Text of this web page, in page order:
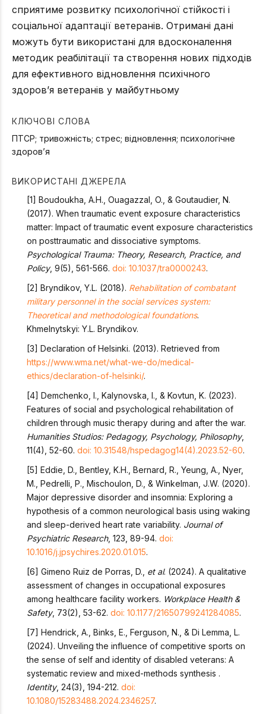
сприятиме розвитку психологічної стійкості і
соціальної адаптації ветеранів. Отримані дані
можуть бути використані для вдосконалення
методик реабілітації та створення нових підходів
для ефективного відновлення психічного
здоров’я ветеранів у майбутньому
КЛЮЧОВІ СЛОВА
ПТСР; тривожність; стрес; відновлення; психологічне
здоров’я
ВИКОРИСТАНІ ДЖЕРЕЛА
[1] Boudoukha, A.H., Ouagazzal, O., & Goutaudier, N.
(2017). When traumatic event exposure characteristics
matter: Impact of traumatic event exposure characteristics
on posttraumatic and dissociative symptoms.
Psychological Trauma: Theory, Research, Practice, and
Policy, 9(5), 561-566.doi: 10.1037/tra0000243.
[2] Bryndikov, Y.L. (2018). Rehabilitation of combatant
military personnel in the social services system:
Theoretical and methodological foundations.
Khmelnytskyi: Y.L. Bryndikov.
[3] Declaration of Helsinki. (2013). Retrieved from
https://www.wma.net/what-we-do/medical-
ethics/declaration-of-helsinki/.
[4] Demchenko, I., Kalynovska, I., & Kovtun, K. (2023).
Features of social and psychological rehabilitation of
children through music therapy during and after the war.
Humanities Studios: Pedagogy, Psychology, Philosophy,
11(4), 52-60.doi: 10.31548/hspedagog14(4).2023.52-60.
[5] Eddie, D., Bentley, K.H., Bernard, R., Yeung, A., Nyer,
M., Pedrelli, P., Mischoulon, D., & Winkelman, J.W. (2020).
Major depressive disorder and insomnia: Exploring a
hypothesis of a common neurological basis using waking
and sleep-derived heart rate variability. Journal of
Psychiatric Research, 123, 89-94.doi:
10.1016/j.jpsychires.2020.01.015.
[6] Gimeno Ruiz de Porras, D., et al. (2024). A qualitative
assessment of changes in occupational exposures
among healthcare facility workers. Workplace Health &
Safety, 73(2), 53-62.doi: 10.1177/21650799241284085.
[7] Hendrick, A., Binks, E., Ferguson, N., & Di Lemma, L.
(2024). Unveiling the influence of competitive sports on
the sense of self and identity of disabled veterans: A
systematic review and mixed-methods synthesis .
Identity, 24(3), 194-212.doi:
10.1080/15283488.2024.2346257.